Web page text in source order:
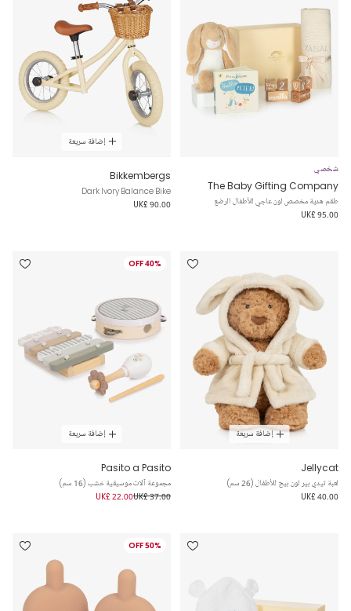
شخصي
The Baby Gifting Company
طقم هدية مخصص لون عاجي للأطفال الرضع
UK£ 95.00
إضافة سريعة
Bikkembergs
Dark Ivory Balance Bike
UK£ 90.00
إضافة سريعة
Jellycat
لعبة تيدي بير لون بيج للأطفال (26 سم)
UK£ 40.00
40% OFF
إضافة سريعة
Pasito a Pasito
مجموعة آلات موسيقية خشب (16 سم)
UK£ 37.00
UK£ 22.00
50% OFF